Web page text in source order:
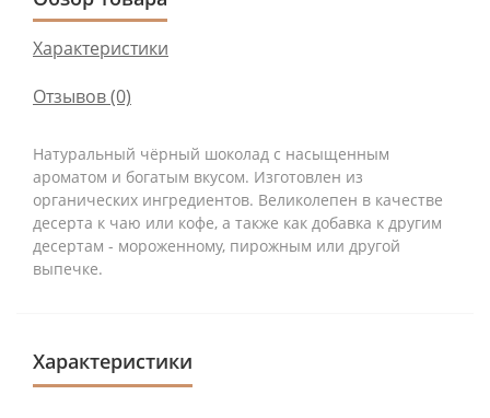
Характеристики
Отзывов (0)
Натуральный чёрный шоколад с насыщенным
ароматом и богатым вкусом. Изготовлен из
органических ингредиентов. Великолепен в качестве
десерта к чаю или кофе, а также как добавка к другим
десертам - мороженному, пирожным или другой
выпечке.
Характеристики